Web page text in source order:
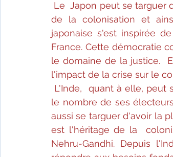
Le  Japon peut se targuer
de la colonisation et
japonaise s'est inspirée
France. Cette démocratie
le domaine de la justice.
l'impact de la crise sur le
L'Inde,  quant à elle, peut
le nombre de ses
aussi se targuer d'avoir la
est l'héritage de la
Nehru-Gandhi. Depuis